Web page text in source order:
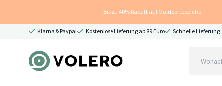
Bis zu 40% Rabatt auf Outdoorteppiche
Klarna & Paypal Kostenlose Lieferung ab 89 Euro Schnelle Lieferung